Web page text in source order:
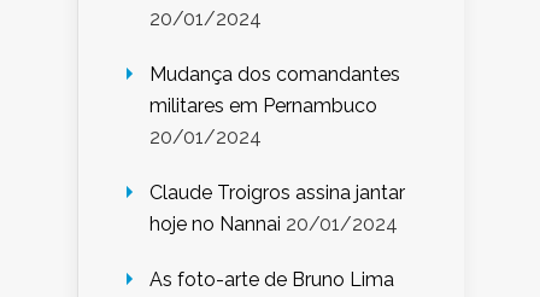
20/01/2024
Mudança dos comandantes
militares em Pernambuco
20/01/2024
Claude Troigros assina jantar
hoje no Nannai 20/01/2024
As foto-arte de Bruno Lima